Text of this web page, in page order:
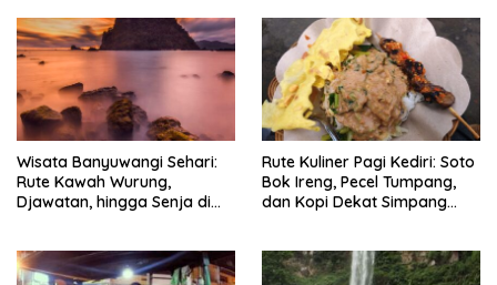
Wisata Banyuwangi Sehari:
Rute Kawah Wurung,
Djawatan, hingga Senja di
Rute Kuliner Pagi Kediri: Soto
Bok Ireng, Pecel Tumpang,
dan Kopi Dekat Simpang